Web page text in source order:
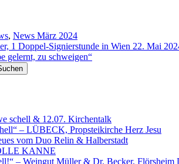
, News März 2024
1 Doppel-Signierstunde in Wien 22. Mai
gelernt, zu schweigen“
schell & 12.07. Kirchentalk
– LÜBECK, Propsteikirche Herz Jesu
vom Duo Relin & Halberstadt
KANNE
– Weingut Müller & Dr. Becker, Flörsheim